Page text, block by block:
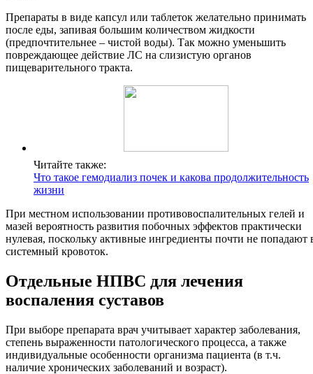
Препараты в виде капсул или таблеток желательно принимать
после еды, запивая большим количеством жидкости
(предпочтительнее – чистой воды). Так можно уменьшить
повреждающее действие ЛС на слизистую органов
пищеварительного тракта.
Читайте также:
Что такое гемодиализ почек и какова продолжительность
жизни
При местном использовании противовоспалительных гелей и
мазей вероятность развития побочных эффектов практически
нулевая, поскольку активные ингредиенты почти не попадают
системный кровоток.
Отдельные НПВС для лечения
воспаления суставов
При выборе препарата врач учитывает характер заболевания,
степень выраженности патологического процесса, а также
индивидуальные особенности организма пациента (в т.ч.
наличие хронических заболеваний и возраст).